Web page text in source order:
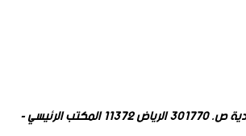
المملكة العربية السعودية ص. 301770 الرياض 11372 المكتب الرئيسي -